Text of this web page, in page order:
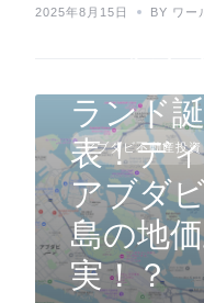
2025年8月15日 BY ワー
アブダビ不動産投資
ランド
表！デ
アブダ
島の地
実！？